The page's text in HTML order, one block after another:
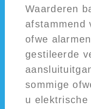
Waarderen
afstammend
ofwe
gestileerde
sommige
u elektrische